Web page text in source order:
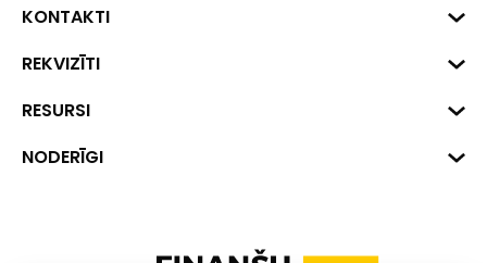
KONTAKTI
Biznesa centrs "VERDE" Roberta
1045
+371 287 18175
REKVIZĪTI
Reģ. Nr. 40008002175
Banka: SEB Banka
RESURSI
Dati
NODERĪGI